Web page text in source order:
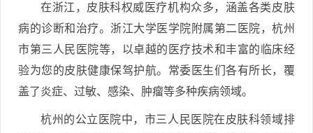
在浙江，皮肤科权威医疗机构众多，涵盖各类皮肤
病的诊断和治疗。浙江大学医学院附属第二医院，杭州
市第三人民医院等，以卓越的医疗技术和丰富的临床经
验为您的皮肤健康保驾护航。常委医生们各有所长，覆
盖了炎症、过敏、感染、肿瘤等多种疾病领域。
杭州的公立医院中，市三人民医院在皮肤科领域排